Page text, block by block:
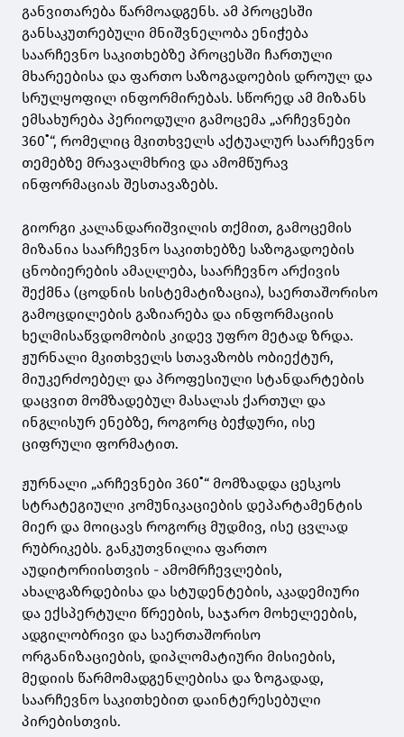
განვითარება წარმოადგენს. ამ პროცესში
განსაკუთრებული მნიშვნელობა ენიჭება
საარჩევნო საკითხებზე პროცესში ჩართული
მხარეებისა და ფართო საზოგადოების დროულ და
სრულყოფილ ინფორმირებას. სწორედ ამ მიზანს
ემსახურება პერიოდული გამოცემა „არჩევნები
360˚“, რომელიც მკითხველს აქტუალურ საარჩევნო
თემებზე მრავალმხრივ და ამომწურავ
ინფორმაციას შესთავაზებს.
გიორგი კალანდარიშვილის თქმით, გამოცემის
მიზანია საარჩევნო საკითხებზე საზოგადოების
ცნობიერების ამაღლება, საარჩევნო არქივის
შექმნა (ცოდნის სისტემატიზაცია), საერთაშორისო
გამოცდილების გაზიარება და ინფორმაციის
ხელმისაწვდომობის კიდევ უფრო მეტად ზრდა.
ჟურნალი მკითხველს სთავაზობს ობიექტურ,
მიუკერძოებელ და პროფესიული სტანდარტების
დაცვით მომზადებულ მასალას ქართულ და
ინგლისურ ენებზე, როგორც ბეჭდური, ისე
ციფრული ფორმატით.
ჟურნალი „არჩევნები 360˚“ მომზადდა ცესკოს
სტრატეგიული კომუნიკაციების დეპარტამენტის
მიერ და მოიცავს როგორც მუდმივ, ისე ცვლად
რუბრიკებს. განკუთვნილია ფართო
აუდიტორიისთვის - ამომრჩევლების,
ახალგაზრდებისა და სტუდენტების, აკადემიური
და ექსპერტული წრეების, საჯარო მოხელეების,
ადგილობრივი და საერთაშორისო
ორგანიზაციების, დიპლომატიური მისიების,
მედიის წარმომადგენლებისა და ზოგადად,
საარჩევნო საკითხებით დაინტერესებული
პირებისთვის.